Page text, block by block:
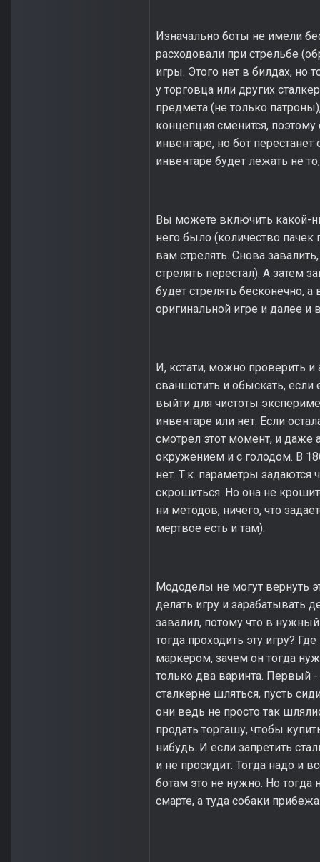
Изначально боты не имели
расходовали при стрельбе
игры. Этого нет в билдах, но
у торговца или других
предмета (не только
концепция сменится, поэтому
инвентаре, но бот
инвентаре будет лежать не
Вы можете включить какой-
него было (количество пачек
вам стрелять. Снова
стрелять перестал). А затем
будет стрелять бесконечно,
оригинальной игре и далее и
И, кстати, можно проверить и
сваншотить и обыскать, если
выйти для чистоты
инвентаре или нет. Если
смотрел этот момент, и даже
окружением и с голодом. В
нет. Т.к. параметры задаются
скрошиться. Но она не
ни методов, ничего, что
мертвое есть и там).
Мододелы не могут вернуть
делать игру и зарабатывать
завалил, потому что в
тогда проходить эту игру?
маркером, зачем он тогда
только два варинта. Первый
сталкерне шляться, пусть
они ведь не просто так
продать торгашу, чтобы
нибудь. И если запретить
и не просидит. Тогда надо и
ботам это не нужно. Но тогда
смарте, а туда собаки